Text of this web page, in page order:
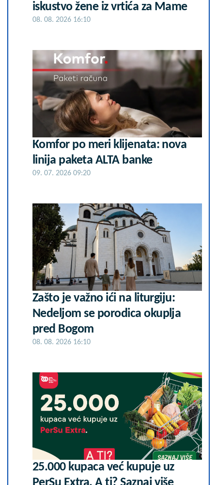
iskustvo žene iz vrtića za Mame
08. 08. 2026 16:10
Komfor po meri klijenata: nova
linija paketa ALTA banke
09. 07. 2026 09:20
Zašto je važno ići na liturgiju:
Nedeljom se porodica okuplja
pred Bogom
08. 08. 2026 16:10
25.000 kupaca već kupuje uz